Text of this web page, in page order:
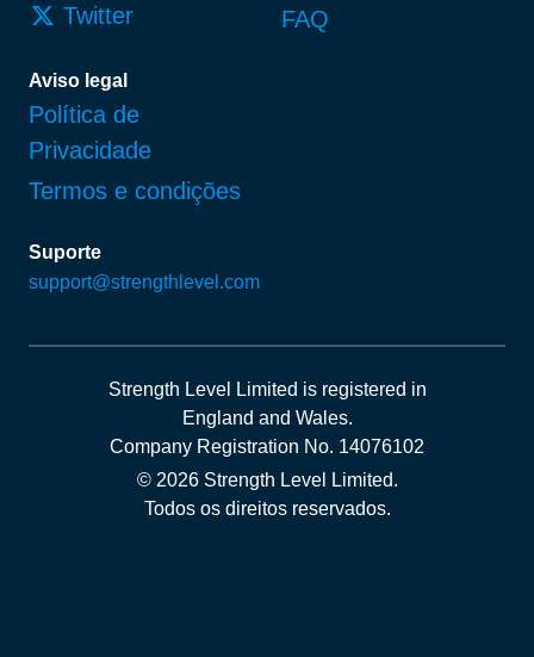
Twitter
FAQ
Aviso legal
Política de
Privacidade
Termos e condições
Suporte
support@strengthlevel.com
Strength Level Limited is registered in
England and Wales.
Company Registration No. 14076102
© 2026 Strength Level Limited.
Todos os direitos reservados.